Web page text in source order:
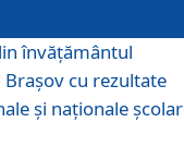
învățământul
cu rezultate
și naționale